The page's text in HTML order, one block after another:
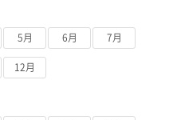
5月 6月 7月
12月